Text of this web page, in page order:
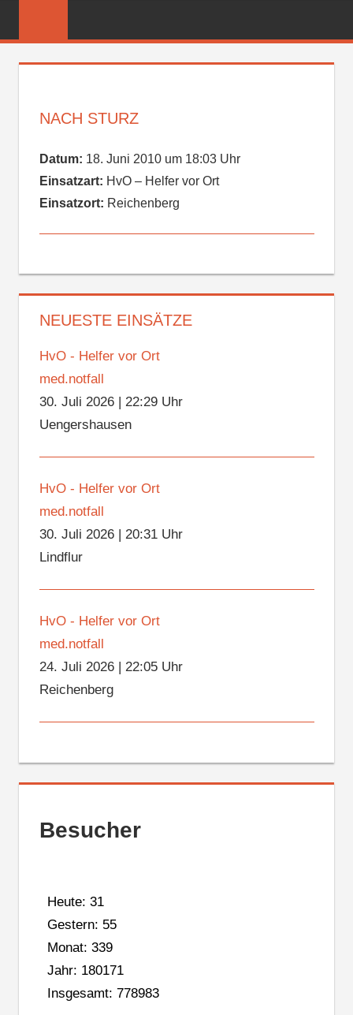
FEUERWEHR
NACH STURZ
Datum: 18. Juni 2010 um 18:03 Uhr
Einsatzart: HvO – Helfer vor Ort
Einsatzort: Reichenberg
NEUESTE EINSÄTZE
HvO - Helfer vor Ort
med.notfall
30. Juli 2026| 22:29 Uhr
Uengershausen
HvO - Helfer vor Ort
med.notfall
30. Juli 2026| 20:31 Uhr
Lindflur
HvO - Helfer vor Ort
med.notfall
24. Juli 2026| 22:05 Uhr
Reichenberg
Besucher
Heute: 31
Gestern: 55
Monat: 339
Jahr: 180171
Insgesamt: 778983